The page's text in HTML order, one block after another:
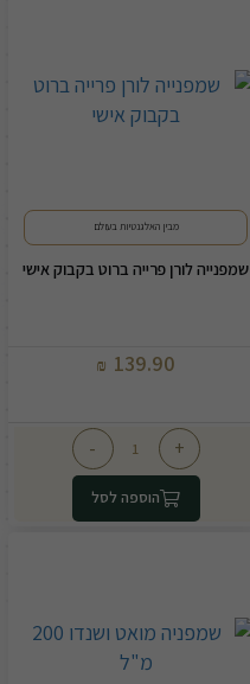
מבין האלגנטיות בעולם
שמפנייה לורן פרייה ברוט בקבוק אישי
139.90
₪
+
-
הוספה לסל